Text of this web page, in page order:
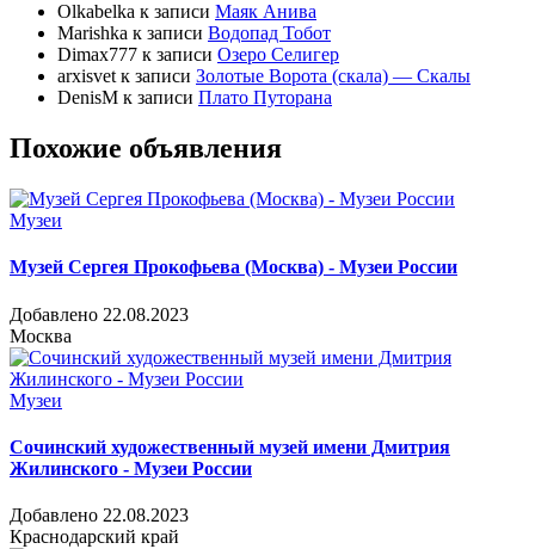
Olkabelka к записи Маяк Анива
Marishka к записи Водопад Тобот
Dimax777 к записи Озеро Селигер
arxisvet к записи Золотые Ворота (скала) — Скалы
DenisM к записи Плато Путорана
Похожие объявления
Музеи
Музей Сергея Прокофьева (Москва) - Музеи России
Добавлено 22.08.2023
Москва
Музеи
Сочинский художественный музей имени Дмитрия
Жилинского - Музеи России
Добавлено 22.08.2023
Краснодарский край